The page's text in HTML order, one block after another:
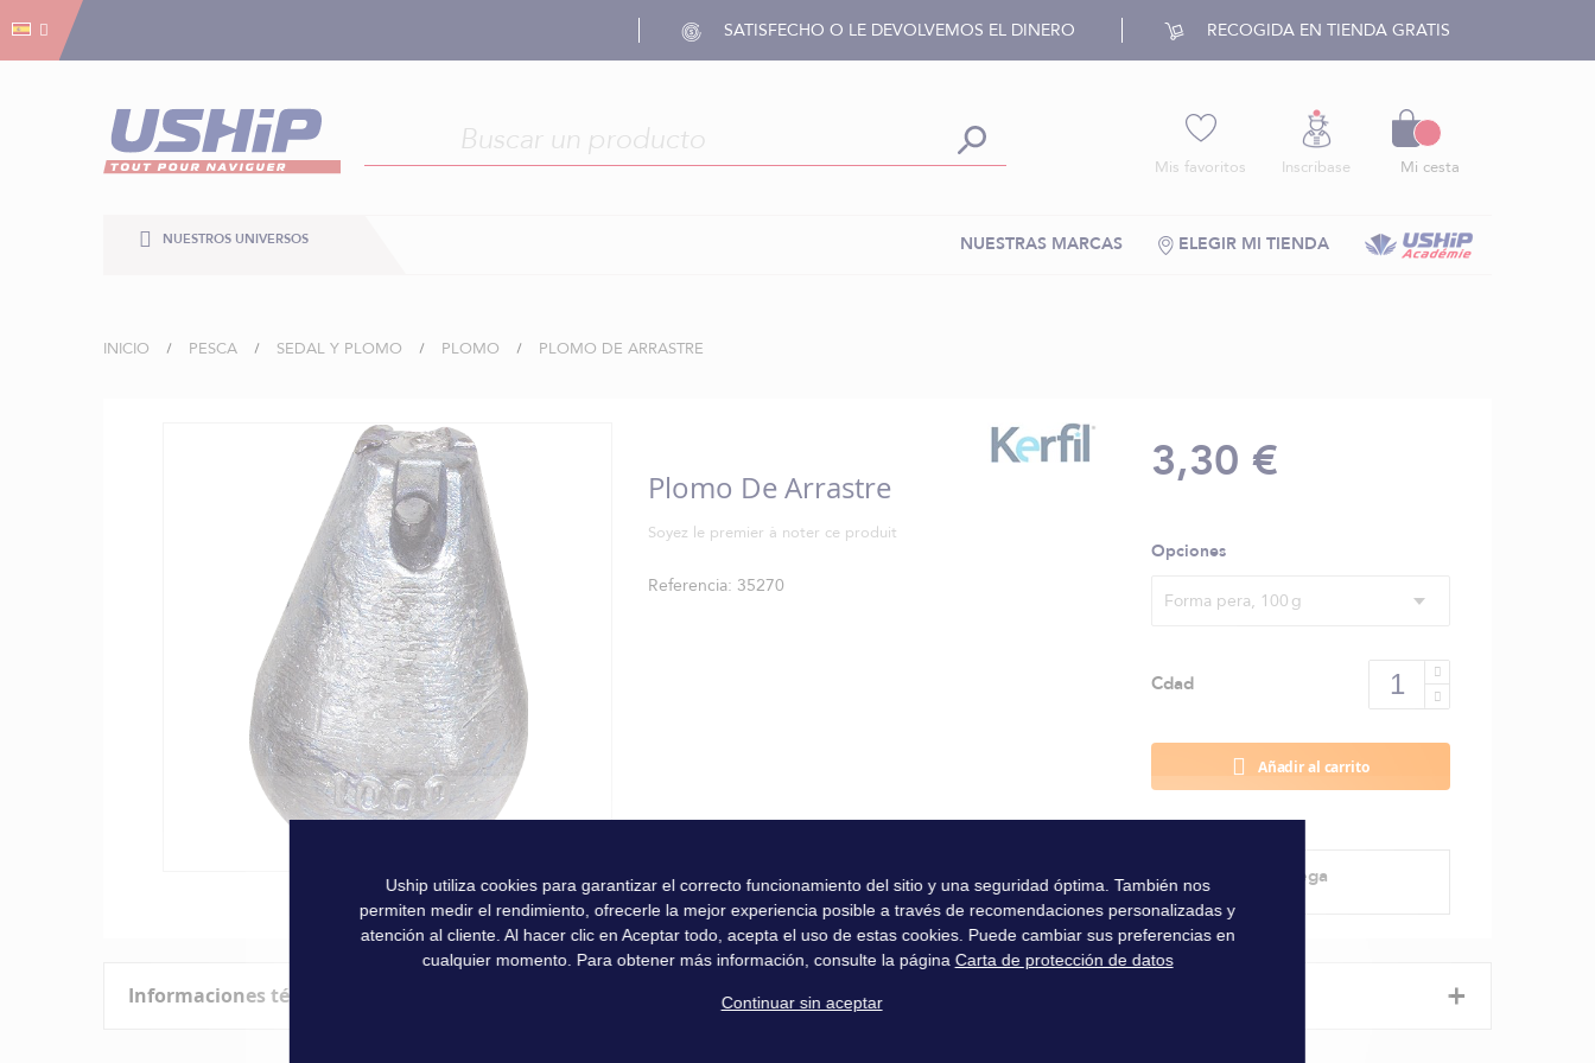
SATISFECHO O LE DEVOLVEMOS EL DINERO RECOGIDA EN TIENDA GRATIS
Mis favoritos Inscríbase Mi cesta
NUESTROS UNIVERSOS ELEGIR MI TIENDA
NUESTRAS MARCAS
INICIO PESCA SEDAL Y PLOMO PLOMO PLOMO DE ARRASTRE
la
Plomo De Arrastre
Soyez le premier à noter ce produit
Referencia 35270
3,30 €
Opciones
Forma pera, 100 g
Cdad
Añadir al carrito
Método de entrega
Informaciones técnicas +
Gestión de cookies
Uship utiliza cookies para garantizar el correcto funcionamiento del sitio y una seguridad óptima. También nos
permiten medir el rendimiento, ofrecerle la mejor experiencia posible a través de recomendaciones personalizadas y
atención al cliente. Al hacer clic en Aceptar todo, acepta el uso de estas cookies. Puede cambiar sus preferencias en
cualquier momento. Para obtener más información, consulte la página Carta de protección de datos
Continuar sin aceptar
Gestión de cookies